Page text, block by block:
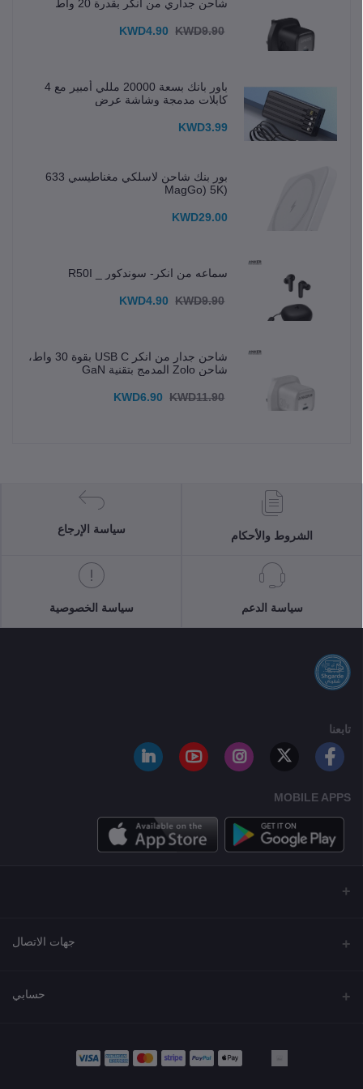
شاحن جداري من انكر بقدرة 20 واط
KWD4.90 KWD9.90
باور بانك بسعة 20000 مللي أمبير مع 4
كابلات مدمجة وشاشة عرض
KWD3.99
بور بنك شاحن لاسلكي مغناطيسي 633
(MagGo) 5K
KWD29.00
سماعه من انكر- سوندكور _ R50I
KWD4.90 KWD9.90
شاحن جدار من انكر USB C بقوة 30 واط،
شاحن Zolo المدمج بتقنية GaN
KWD6.90 KWD11.90
الشروط والأحكام
سياسة الإرجاع
سياسة الدعم سياسة الخصوصية
تابعنا
MOBILE APPS
جهات الاتصال
حسابي